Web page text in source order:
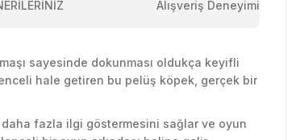
Alışveriş Deneyimi
sayesinde dokunması oldukça keyifli
hale getiren bu pelüş köpek, gerçek bir
fazla ilgi göstermesini sağlar ve oyun